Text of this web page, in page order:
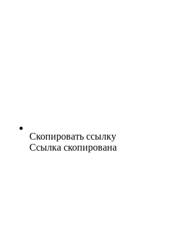
Скопировать ссылку
Ссылка скопирована